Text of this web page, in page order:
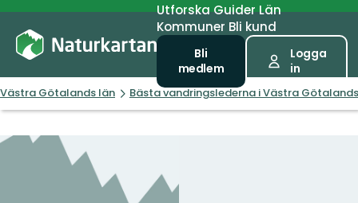
UtforskaGuiderLän
Kommuner Bli kund
Bli
medlem
Logga
in
Västra Götalands län Bästa vandringslederna i Västra